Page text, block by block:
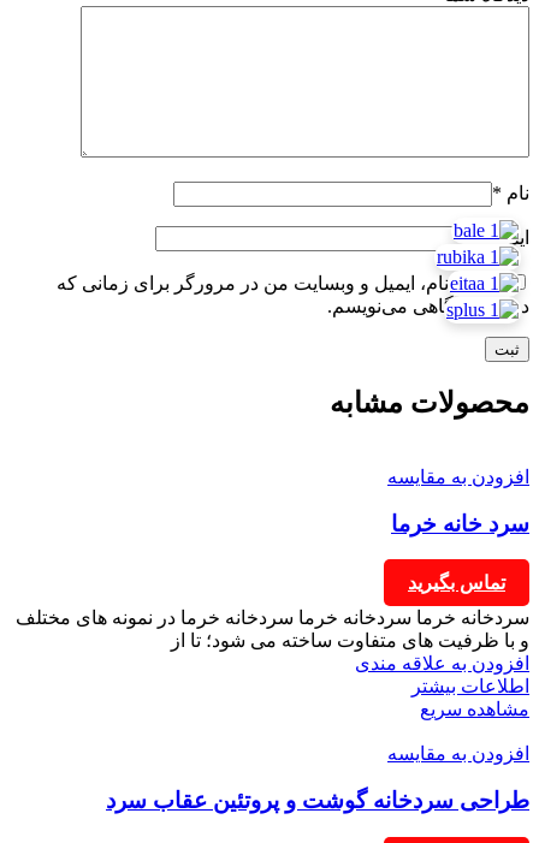
نام *
ایمیل*
ذخیره نام، ایمیل و وبسایت من در مرورگر برای زمانی که
دوباره دیدگاهی می‌نویسم.
محصولات مشابه
افزودن به مقایسه
سرد خانه خرما
تماس بگیرید
سردخانه خرما سردخانه خرما سردخانه خرما در نمونه های مختلف
و با ظرفیت های متفاوت ساخته می شود؛ تا از
افزودن به علاقه مندی
اطلاعات بیشتر
مشاهده سریع
افزودن به مقایسه
طراحی سردخانه گوشت و پروتئین عقاب سرد